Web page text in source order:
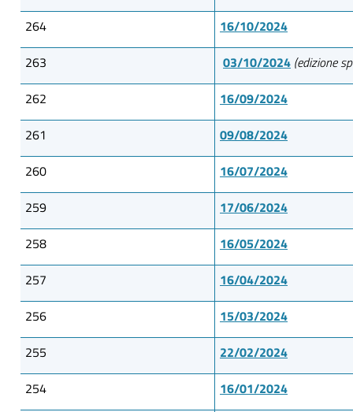
264
16/10/2024
263
03/10/2024 (edizione
262
16/09/2024
261
09/08/2024
260
16/07/2024
259
17/06/2024
258
16/05/2024
257
16/04/2024
256
15/03/2024
255
22/02/2024
254
16/01/2024